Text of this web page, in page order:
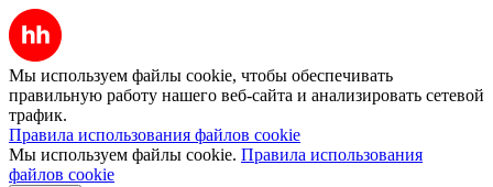
Мы используем файлы cookie, чтобы обеспечивать
правильную работу нашего веб-сайта и анализировать сетевой
трафик.
Правила использования файлов cookie
Мы используем файлы cookie. Правила использования
файлов cookie